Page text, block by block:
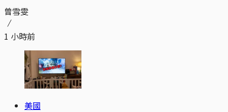
曾雪雯
1 小時前
美國